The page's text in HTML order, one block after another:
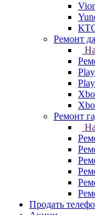
Ремонт
Ремонт
Продать